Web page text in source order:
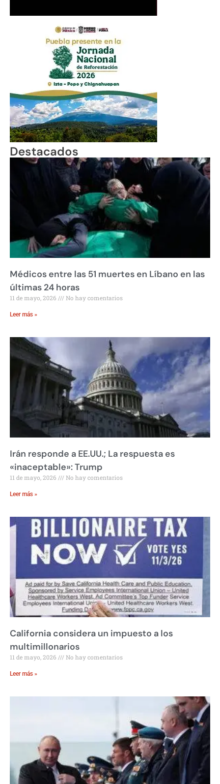
Destacados
Médicos entre las 51 muertes en Líbano en las
últimas 24 horas
11 de mayo, 2026 No hay comentarios
Leer más »
Irán responde a EE.UU.; La respuesta es
«inaceptable»: Trump
11 de mayo, 2026 No hay comentarios
Leer más »
California considera un impuesto a los
multimillonarios
11 de mayo, 2026 No hay comentarios
Leer más »